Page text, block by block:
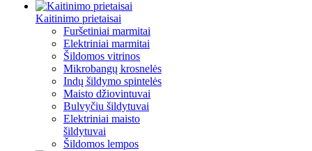
Kaitinimo prietaisai
Furšetiniai marmitai
Elektriniai marmitai
Šildomos vitrinos
Mikrobangų krosnelės
Indų šildymo spintelės
Maisto džiovintuvai
Bulvyčiu šildytuvai
Elektriniai maisto
šildytuvai
Šildomos lempos